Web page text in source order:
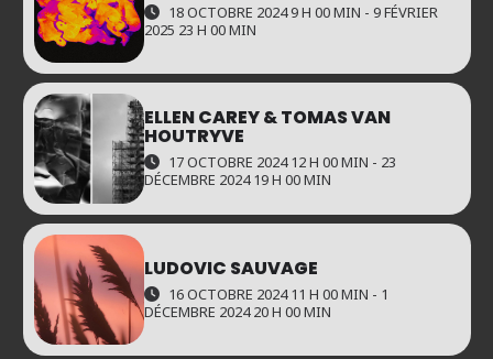
18 OCTOBRE 2024 9 H 00 MIN - 9 FÉVRIER
2025 23 H 00 MIN
ELLEN CAREY & TOMAS VAN
HOUTRYVE
17 OCTOBRE 2024 12 H 00 MIN - 23
DÉCEMBRE 2024 19 H 00 MIN
LUDOVIC SAUVAGE
16 OCTOBRE 2024 11 H 00 MIN - 1
DÉCEMBRE 2024 20 H 00 MIN